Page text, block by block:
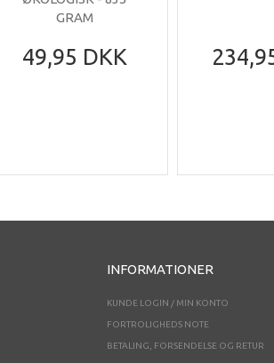
GRAM
49,95 DKK
INFORMATIONER
KUNDE LOGIN / MIN KONTO
FORTROLIGHEDS NOTE
BETALING, FORSENDELSE OG RETUR